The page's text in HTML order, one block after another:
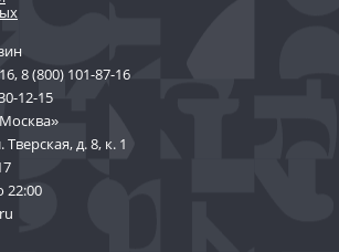
,8 (800) 101-87-16
12-15
д. 8, к. 1
22:00